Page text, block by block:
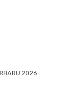
2026